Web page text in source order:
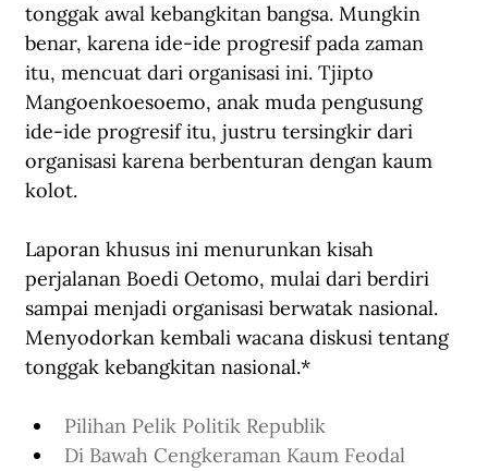
tonggak awal kebangkitan bangsa. Mungkin
benar, karena ide-ide progresif pada zaman
itu, mencuat dari organisasi ini. Tjipto
Mangoenkoesoemo, anak muda pengusung
ide-ide progresif itu, justru tersingkir dari
organisasi karena berbenturan dengan kaum
kolot.
Laporan khusus ini menurunkan kisah
perjalanan Boedi Oetomo, mulai dari berdiri
sampai menjadi organisasi berwatak nasional.
Menyodorkan kembali wacana diskusi tentang
tonggak kebangkitan nasional.*
Pilihan Pelik Politik Republik
Di Bawah Cengkeraman Kaum Feodal